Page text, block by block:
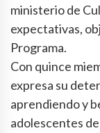
ministerio de
expectativas,
Programa.
Con quince
expresa su
aprendiendo y
adolescentes